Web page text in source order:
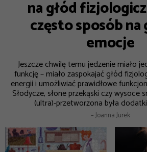
na głód
często sposób na
emocje
Jeszcze chwilę temu jedzenie miało
funkcję – miało zaspokajać głód
energii i umożliwiać prawidłowe
Słodycze, słone przekąski czy wysoce
(ultra)-przetworzona była
– Joanna Jurek